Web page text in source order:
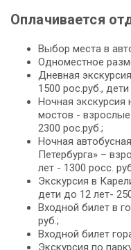
Оплачивается
Выбор места в
Одноместное
Дневная
1500 рос.руб.,
Ночная экскурсия
мостов -
2300 рос.руб.;
Ночная
Петербурга» –
лет - 1300 росс.
Экскурсия в
дети до 12 лет-
Входной билет в
руб.;
Входной билет
Экскурсия по